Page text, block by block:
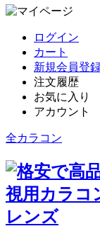
ログイン
カート
新規会員登
注文履歴
お気に入り
アカウント
全カラコン